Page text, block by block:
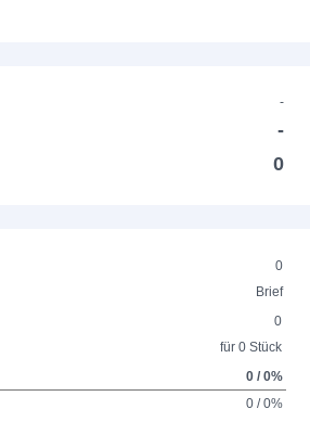
-
-
0
0
Brief
0
für 0 Stück
0 / 0%
0 / 0%